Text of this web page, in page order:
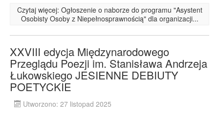
Czytaj więcej: Ogłoszenie o naborze do programu "Asystent
Osobisty Osoby z Niepełnosprawnością" dla organizacji...
XXVIII edycja Międzynarodowego
Przeglądu Poezji im. Stanisława Andrzeja
Łukowskiego JESIENNE DEBIUTY
POETYCKIE
Utworzono: 27 listopad 2025